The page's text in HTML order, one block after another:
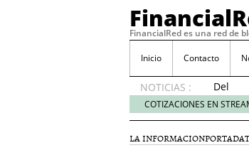
FinancialRed es una red de
Inicio Contacto
NOTICIAS :
Del
a la
cómo
COTIZACIONES EN
LA INFORMACIONPORTADA